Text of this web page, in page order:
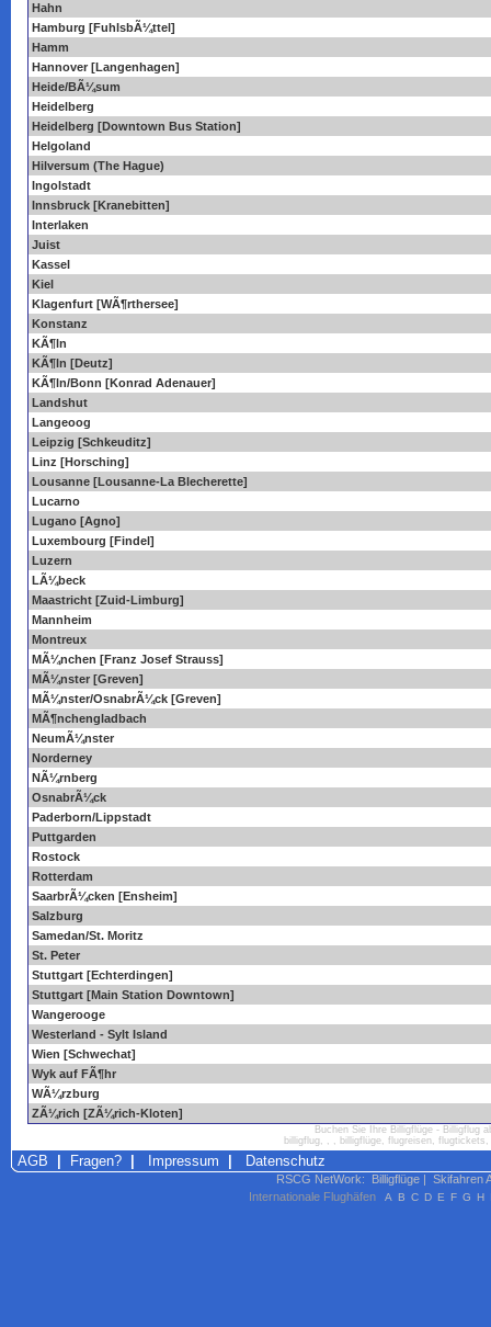
Hahn
Hamburg [FuhlsbÃ¼ttel]
Hamm
Hannover [Langenhagen]
Heide/BÃ¼sum
Heidelberg
Heidelberg [Downtown Bus Station]
Helgoland
Hilversum (The Hague)
Ingolstadt
Innsbruck [Kranebitten]
Interlaken
Juist
Kassel
Kiel
Klagenfurt [WÃ¶rthersee]
Konstanz
KÃ¶ln
KÃ¶ln [Deutz]
KÃ¶ln/Bonn [Konrad Adenauer]
Landshut
Langeoog
Leipzig [Schkeuditz]
Linz [Horsching]
Lousanne [Lousanne-La Blecherette]
Lucarno
Lugano [Agno]
Luxembourg [Findel]
Luzern
LÃ¼beck
Maastricht [Zuid-Limburg]
Mannheim
Montreux
MÃ¼nchen [Franz Josef Strauss]
MÃ¼nster [Greven]
MÃ¼nster/OsnabrÃ¼ck [Greven]
MÃ¶nchengladbach
NeumÃ¼nster
Norderney
NÃ¼rnberg
OsnabrÃ¼ck
Paderborn/Lippstadt
Puttgarden
Rostock
Rotterdam
SaarbrÃ¼cken [Ensheim]
Salzburg
Samedan/St. Moritz
St. Peter
Stuttgart [Echterdingen]
Stuttgart [Main Station Downtown]
Wangerooge
Westerland - Sylt Island
Wien [Schwechat]
Wyk auf FÃ¶hr
WÃ¼rzburg
ZÃ¼rich [ZÃ¼rich-Kloten]
Buchen Sie Ihre Billigflüge - Billigflug
billigflug, , , billigflüge, flugreisen,
AGB Fragen? Impressum Datenschutz
RSCG NetWork: Billigflüge | Skifahren
Internationale Flughäfen
A B C D E F G H